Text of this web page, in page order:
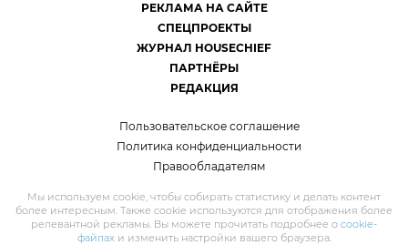
РЕКЛАМА НА САЙТЕ
СПЕЦПРОЕКТЫ
ЖУРНАЛ HOUSECHIEF
ПАРТНЁРЫ
РЕДАКЦИЯ
Пользовательское соглашение
Политика конфиденциальности
Правообладателям
Мы используем cookie, чтобы собирать статистику и делать контент
более интересным. Также cookie используются для отображения более
релевантной рекламы. Вы можете прочитать подробнее о cookie-
файлахи изменить настройки вашего браузера.